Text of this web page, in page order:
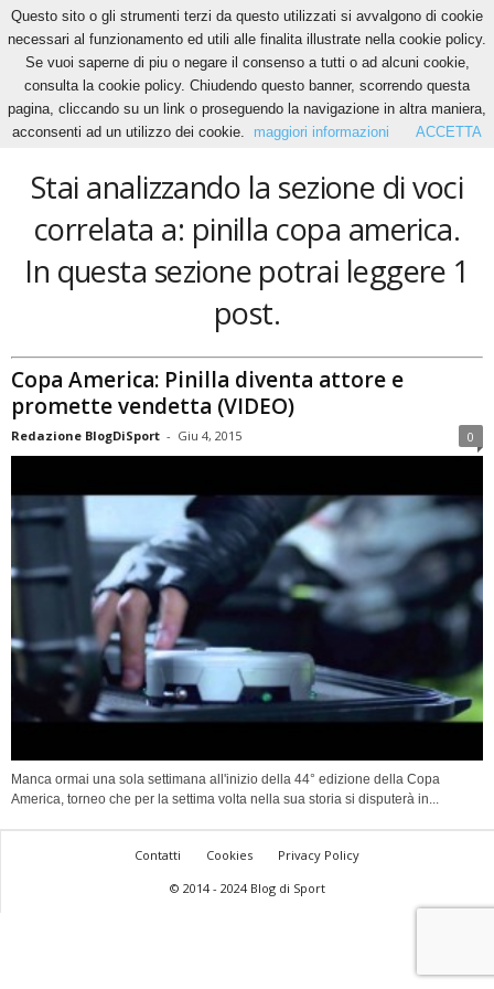
Home Tags Pinilla copa america
pinilla copa america
Stai analizzando la sezione di voci
correlata a: pinilla copa america.
In questa sezione potrai leggere 1
post.
Copa America: Pinilla diventa attore e
promette vendetta (VIDEO)
Redazione BlogDiSport - Giu 4, 2015 0
Manca ormai una sola settimana all'inizio della 44° edizione della Copa
America, torneo che per la settima volta nella sua storia si disputerà in...
Contatti Cookies
Privacy Policy
© 2014 - 2024 Blog di Sport
Questo sito o gli strumenti terzi da questo utilizzati si avvalgono di cookie
necessari al funzionamento ed utili alle finalita illustrate nella cookie policy.
Se vuoi saperne di piu o negare il consenso a tutti o ad alcuni cookie,
consulta la cookie policy. Chiudendo questo banner, scorrendo questa
pagina, cliccando su un link o proseguendo la navigazione in altra maniera,
acconsenti ad un utilizzo dei cookie.
maggiori informazioni ACCETTA